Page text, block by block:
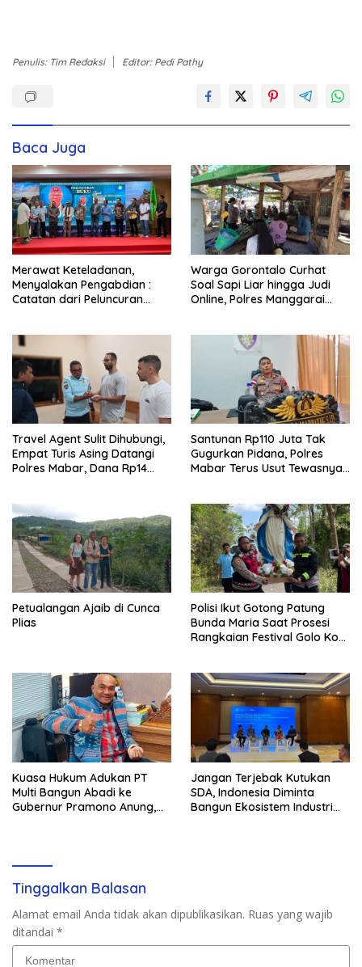
Penulis: Tim Redaksi Editor: Pedi Pathy
Baca Juga
Merawat Keteladanan,
Menyalakan Pengabdian :
Catatan dari Peluncuran
Warga Gorontalo Curhat
Soal Sapi Liar hingga Judi
Online, Polres Manggarai
Travel Agent Sulit Dihubungi,
Empat Turis Asing Datangi
Polres Mabar, Dana Rp14
Santunan Rp110 Juta Tak
Gugurkan Pidana, Polres
Mabar Terus Usut Tewasnya
Petualangan Ajaib di Cunca
Plias
Polisi Ikut Gotong Patung
Bunda Maria Saat Prosesi
Rangkaian Festival Golo Koe
Kuasa Hukum Adukan PT
Multi Bangun Abadi ke
Gubernur Pramono Anung,
Jangan Terjebak Kutukan
SDA, Indonesia Diminta
Bangun Ekosistem Industri
Tinggalkan Balasan
Alamat email Anda tidak akan dipublikasikan. Ruas yang wajib
ditandai *